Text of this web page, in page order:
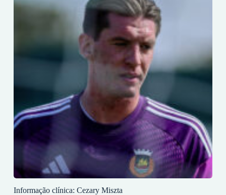
Informação clínica: Cezary Miszta